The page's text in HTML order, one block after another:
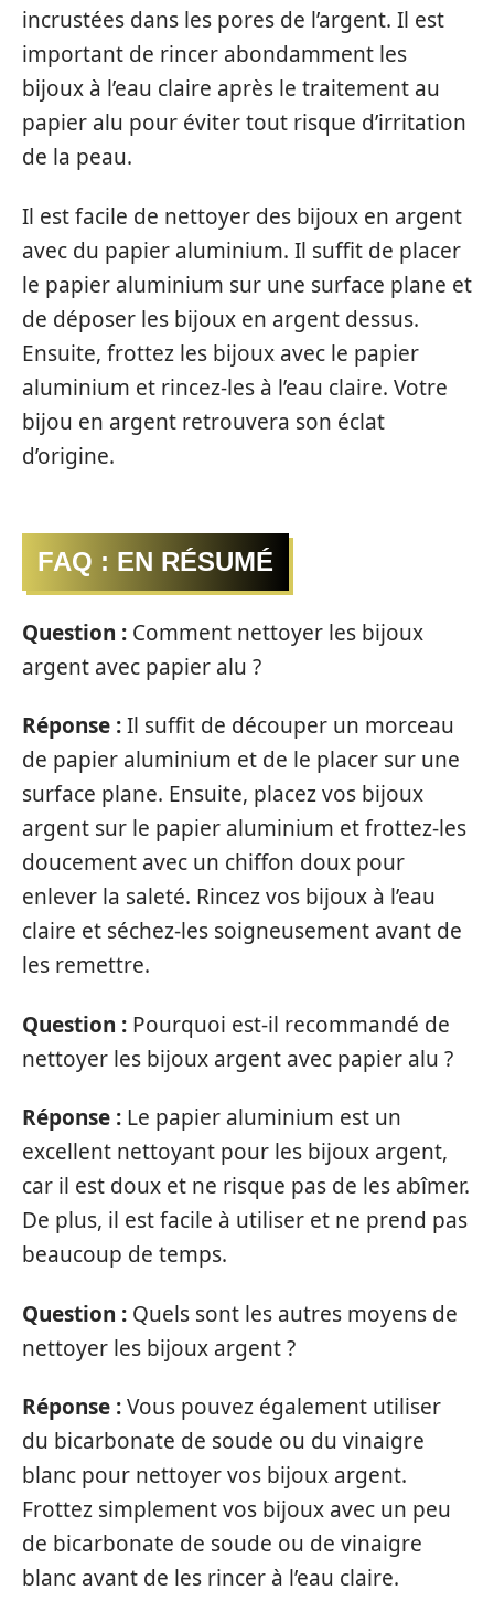
incrustées dans les pores de l’argent. Il est
important de rincer abondamment les
bijoux à l’eau claire après le traitement au
papier alu pour éviter tout risque d’irritation
de la peau.
Il est facile de nettoyer des bijoux en argent
avec du papier aluminium. Il suffit de placer
le papier aluminium sur une surface plane et
de déposer les bijoux en argent dessus.
Ensuite, frottez les bijoux avec le papier
aluminium et rincez-les à l’eau claire. Votre
bijou en argent retrouvera son éclat
d’origine.
FAQ : EN RÉSUMÉ
Question : Comment nettoyer les bijoux
argent avec papier alu ?
Réponse :Il suffit de découper un morceau
de papier aluminium et de le placer sur une
surface plane. Ensuite, placez vos bijoux
argent sur le papier aluminium et frottez-les
doucement avec un chiffon doux pour
enlever la saleté. Rincez vos bijoux à l’eau
claire et séchez-les soigneusement avant de
les remettre.
Question : Pourquoi est-il recommandé de
nettoyer les bijoux argent avec papier alu ?
Réponse : Le papier aluminium est un
excellent nettoyant pour les bijoux argent,
car il est doux et ne risque pas de les abîmer.
De plus, il est facile à utiliser et ne prend pas
beaucoup de temps.
Question : Quels sont les autres moyens de
nettoyer les bijoux argent ?
Réponse :Vous pouvez également utiliser
du bicarbonate de soude ou du vinaigre
blanc pour nettoyer vos bijoux argent.
Frottez simplement vos bijoux avec un peu
de bicarbonate de soude ou de vinaigre
blanc avant de les rincer à l’eau claire.